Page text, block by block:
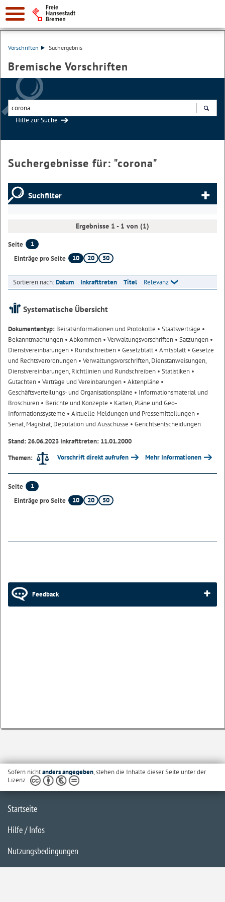
Vorschriften Suchergebnis
Bremische Vorschriften
Hilfe zur Suche
Suchergebnisse für: "corona"
Suchfilter
Ergebnisse 1 - 1 von (1)
Seite
1
Einträge pro Seite
10 20 50
Sortieren nach:Datum Inkrafttreten Titel Relevanz
Systematische Übersicht
Dokumententyp: Beiratsinformationen und Protokolle • Staatsverträge •
Bekanntmachungen • Abkommen • Verwaltungsvorschriften • Satzungen •
Dienstvereinbarungen • Rundschreiben • Gesetzblatt• Amtsblatt• Gesetze
und Rechtsverordnungen • Verwaltungsvorschriften, Dienstanweisungen,
Dienstvereinbarungen, Richtlinien und Rundschreiben • Statistiken •
Gutachten • Verträge und Vereinbarungen • Aktenpläne •
Geschäftsverteilungs- und Organisationspläne • Informationsmaterial und
Broschüren • Berichte und Konzepte • Karten, Pläne und Geo-
Informationssysteme • Aktuelle Meldungen und Pressemitteilungen •
Senat, Magistrat, Deputation und Ausschüsse • Gerichtsentscheidungen
Stand: 26.06.2023 Inkrafttreten: 11.01.2000
Themen:
Vorschrift direkt aufrufen Mehr Informationen
Seite
1
Einträge pro Seite
10 20 50
Feedback
Sofern nichtanders angegeben, stehen die Inhalte dieser Seite unter der
Lizenz
Startseite
Hilfe / Infos
Nutzungsbedingungen